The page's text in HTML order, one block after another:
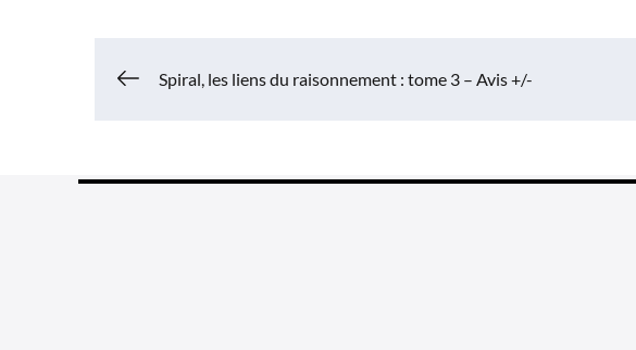
Navigation
Spiral, les liens du raisonnement : tome 3 – Avis +/-